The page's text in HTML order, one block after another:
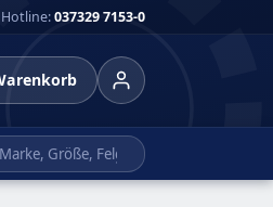
Hotline:037329 7153-0